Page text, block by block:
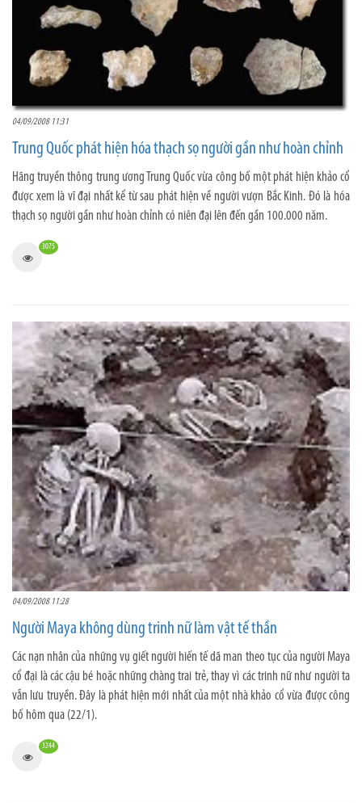
04/09/2008 11:31
Trung Quốc phát hiện hóa thạch sọ người gần như hoàn chỉnh
Hãng truyền thông trung ương Trung Quốc vừa công bố một phát hiện khảo cổ
được xem là vĩ đại nhất kể từ sau phát hiện về người vượn Bắc Kinh. Đó là hóa
thạch sọ người gần như hoàn chỉnh có niên đại lên đến gần 100.000 năm.
3075
04/09/2008 11:28
Người Maya không dùng trinh nữ làm vật tế thần
Các nạn nhân của những vụ giết người hiến tế dã man theo tục của người Maya
cổ đại là các cậu bé hoặc những chàng trai trẻ, thay vì các trinh nữ như người ta
vẫn lưu truyền. Đây là phát hiện mới nhất của một nhà khảo cổ vừa được công
bố hôm qua (22/1).
3244